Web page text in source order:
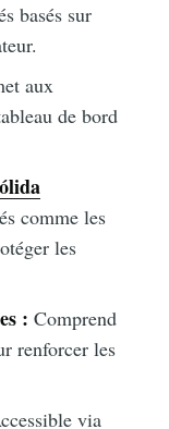
basés sur
aux
de bord
comme les
les
: Comprend
renforcer les
via